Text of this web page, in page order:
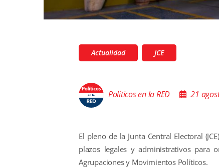
Actualidad JCE
Políticos en la RED 21
El pleno de la Junta Central Electoral
plazos legales y administrativos para
Agrupaciones y Movimientos Políticos.